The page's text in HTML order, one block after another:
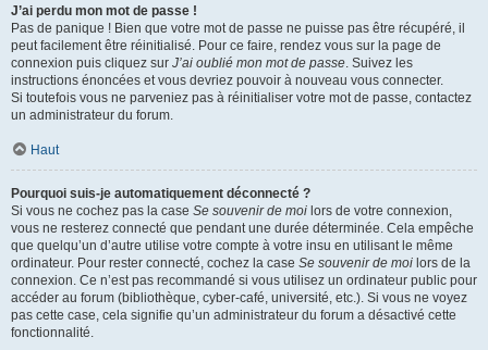
J’ai perdu mon mot de passe !
Pas de panique ! Bien que votre mot de passe ne puisse pas être récupéré, il
peut facilement être réinitialisé. Pour ce faire, rendez vous sur la page de
connexion puis cliquez sur J’ai oublié mon mot de passe. Suivez les
instructions énoncées et vous devriez pouvoir à nouveau vous connecter.
Si toutefois vous ne parveniez pas à réinitialiser votre mot de passe, contactez
un administrateur du forum.
Haut
Pourquoi suis-je automatiquement déconnecté ?
Si vous ne cochez pas la case Se souvenir de moi lors de votre connexion,
vous ne resterez connecté que pendant une durée déterminée. Cela empêche
que quelqu’un d’autre utilise votre compte à votre insu en utilisant le même
ordinateur. Pour rester connecté, cochez la case Se souvenir de moi lors de la
connexion. Ce n’est pas recommandé si vous utilisez un ordinateur public pour
accéder au forum (bibliothèque, cyber-café, université, etc.). Si vous ne voyez
pas cette case, cela signifie qu’un administrateur du forum a désactivé cette
fonctionnalité.